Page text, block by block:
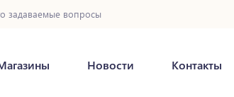
задаваемые вопросы
Новости Контакты